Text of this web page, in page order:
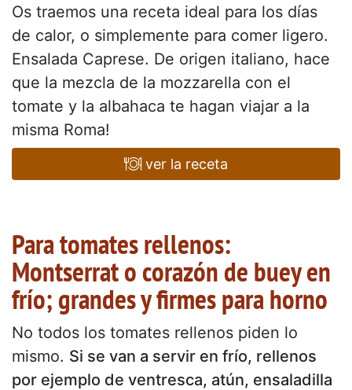
Os traemos una receta ideal para los días
de calor, o simplemente para comer ligero.
Ensalada Caprese. De origen italiano, hace
que la mezcla de la mozzarella con el
tomate y la albahaca te hagan viajar a la
misma Roma!
ver la receta
Para tomates rellenos:
Montserrat o corazón de buey en
frío; grandes y firmes para horno
No todos los tomates rellenos piden lo
mismo. Si se van a servir en frío, rellenos
por ejemplo de ventresca, atún, ensaladilla